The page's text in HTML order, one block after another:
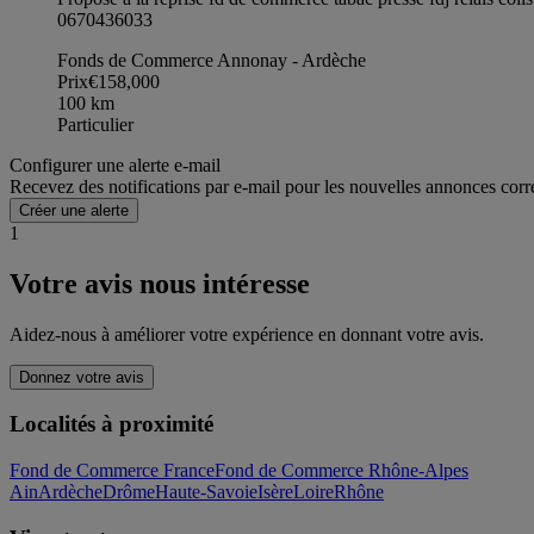
0670436033
Fonds de Commerce Annonay - Ardèche
Prix€158,000
100 km
Particulier
Configurer une alerte e-mail
Recevez des notifications par e-mail pour les nouvelles annonces
Créer une alerte
1
Votre avis nous intéresse
Aidez-nous à améliorer votre expérience en donnant votre avis.
Donnez votre avis
Localités à proximité
Fond de Commerce FranceFond de Commerce Rhône-Alpes
AinArdècheDrômeHaute-SavoieIsèreLoireRhône